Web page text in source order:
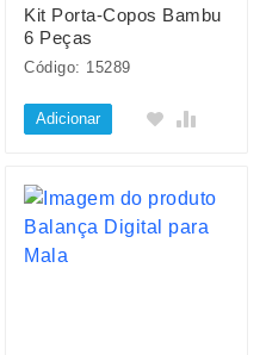
Kit Porta-Copos Bambu
6 Peças
Código: 15289
Adicionar